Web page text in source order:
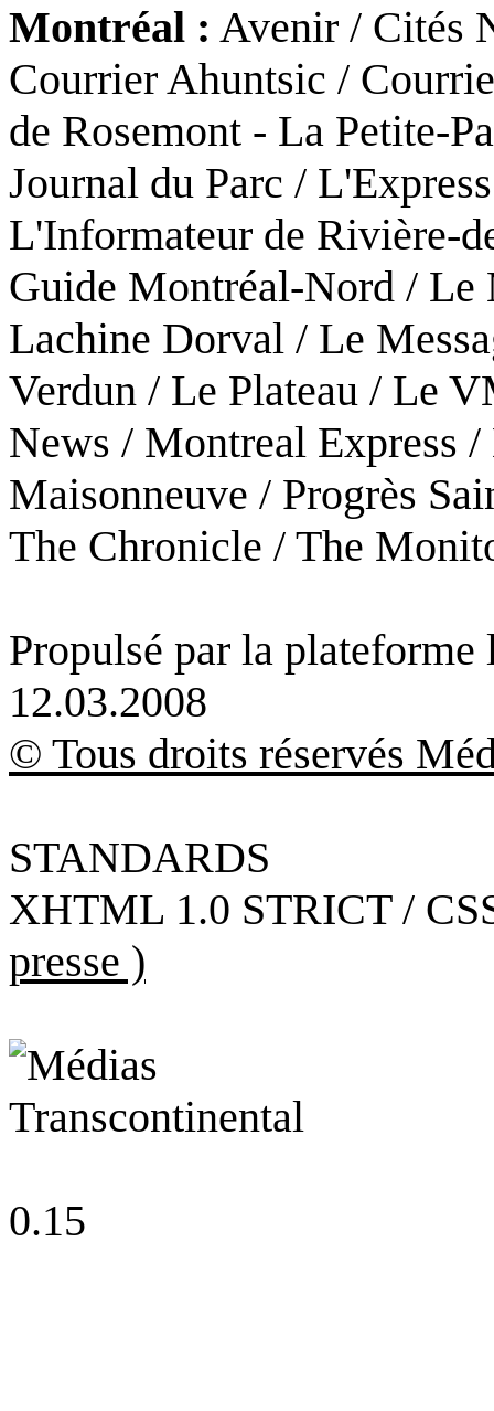
Montréal : Avenir / Cités
Courrier Ahuntsic /
de Rosemont - La Petite-
Journal du Parc /
L'Informateur de Rivière-
Guide Montréal-Nord / Le
Lachine Dorval / Le
Verdun / Le Plateau / Le
News / Montreal Express
Maisonneuve / Progrès
The Chronicle / The
Propulsé par la plateforme
12.03.2008
© Tous droits réservés
STANDARDS
XHTML 1.0 STRICT /
presse )
0.15